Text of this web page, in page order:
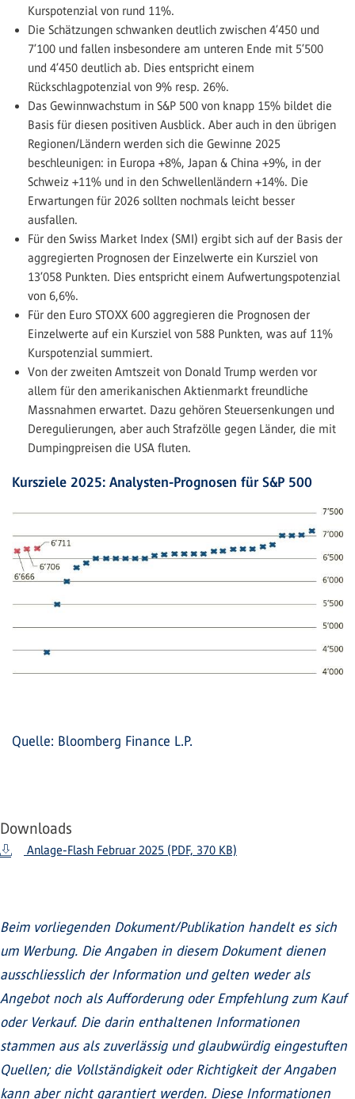
Kurspotenzial von rund 11%.
Die Schätzungen schwanken deutlich zwischen 4’450 und
7’100 und fallen insbesondere am unteren Ende mit 5’500
und 4’450 deutlich ab. Dies entspricht einem
Rückschlagpotenzial von 9% resp. 26%.
Das Gewinnwachstum in S&P 500 von knapp 15% bildet die
Basis für diesen positiven Ausblick. Aber auch in den übrigen
Regionen/Ländern werden sich die Gewinne 2025
beschleunigen: in Europa +8%, Japan & China +9%, in der
Schweiz +11% und in den Schwellenländern +14%. Die
Erwartungen für 2026 sollten nochmals leicht besser
ausfallen.
Für den Swiss Market Index (SMI) ergibt sich auf der Basis der
aggregierten Prognosen der Einzelwerte ein Kursziel von
13’058 Punkten. Dies entspricht einem Aufwertungspotenzial
von 6,6%.
Für den Euro STOXX 600 aggregieren die Prognosen der
Einzelwerte auf ein Kursziel von 588 Punkten, was auf 11%
Kurspotenzial summiert.
Von der zweiten Amtszeit von Donald Trump werden vor
allem für den amerikanischen Aktienmarkt freundliche
Massnahmen erwartet. Dazu gehören Steuersenkungen und
Deregulierungen, aber auch Strafzölle gegen Länder, die mit
Dumpingpreisen die USA fluten.
Kursziele 2025: Analysten-Prognosen für S&P 500
Quelle: Bloomberg Finance L.P.
Downloads
Anlage-Flash Februar 2025 (PDF, 370 KB)
Beim vorliegenden Dokument/Publikation handelt es sich
um Werbung. Die Angaben in diesem Dokument dienen
ausschliesslich der Information und gelten weder als
Angebot noch als Aufforderung oder Empfehlung zum Kauf
oder Verkauf. Die darin enthaltenen Informationen
stammen aus als zuverlässig und glaubwürdig eingestuften
Quellen; die Vollständigkeit oder Richtigkeit der Angaben
kann aber nicht garantiert werden. Diese Informationen